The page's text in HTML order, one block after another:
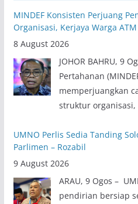
MINDEF Konsisten Perjuang
Organisasi, Kerjaya Warga
8 August 2026
JOHOR BAHRU, 9
Pertahanan
memperjuangkan
struktur organisasi,
UMNO Perlis Sedia Tanding
Parlimen – Rozabil
9 August 2026
ARAU, 9 Ogos –
pendirian bersiap